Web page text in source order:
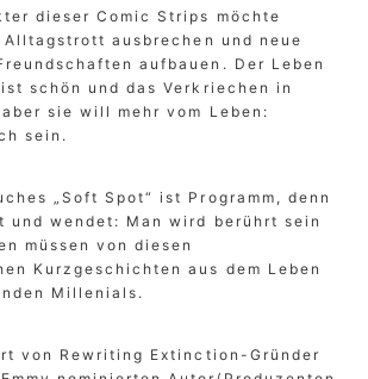
dieser Comic Strips möchte
ausbrechen und neue
aufbauen. Der Leben
schön und das Verkriechen in
sie will mehr vom Leben:
sein.
„Soft Spot“ ist Programm, denn
und wendet: Man wird berührt sein
müssen von diesen
Kurzgeschichten aus dem Leben
Millenials.
von Rewriting Extinction-Gründer